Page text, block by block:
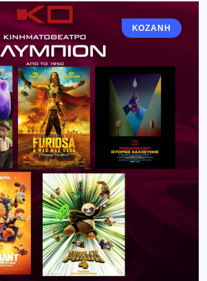
ΚΟΖΆΝΗ